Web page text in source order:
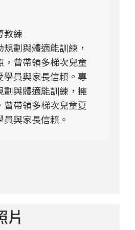
教練
劃與體適能訓練，
，曾帶領多梯次兒童
學員與家長信賴。專
劃與體適能訓練，擁
曾帶領多梯次兒童夏
與家長信賴。
片